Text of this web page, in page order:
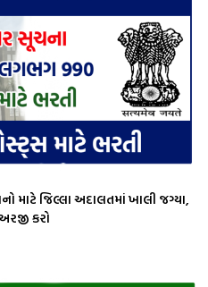
માટે જિલ્લા અદાલતમાં ખાલી જગ્યા,
કરો